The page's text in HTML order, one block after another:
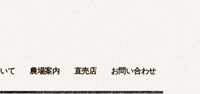
て 農場案内 直売店 お問い合わせ